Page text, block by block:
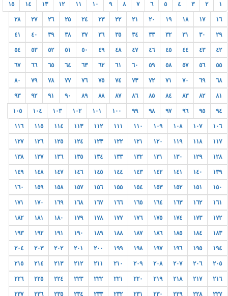
١ ٢ ٣ ٤ ٥ ٦ ٧ ٨ ٩ ١٠ ١١ ١٢ ١٣ ١٤ ١٥
١٦ ١٧ ١٨ ١٩ ٢٠ ٢١ ٢٢ ٢٣ ٢٤ ٢٥ ٢٦ ٢٧ ٢٨
٢٩ ٣٠ ٣١ ٣٢ ٣٣ ٣٤ ٣٥ ٣٦ ٣٧ ٣٨ ٣٩ ٤٠ ٤١
٤٢ ٤٣ ٤٤ ٤٥ ٤٦ ٤٧ ٤٨ ٤٩ ٥٠ ٥١ ٥٢ ٥٣ ٥٤
٥٥ ٥٦ ٥٧ ٥٨ ٥٩ ٦٠ ٦١ ٦٢ ٦٣ ٦٤ ٦٥ ٦٦ ٦٧
٦٨ ٦٩ ٧٠ ٧١ ٧٢ ٧٣ ٧٤ ٧٥ ٧٦ ٧٧ ٧٨ ٧٩ ٨٠
٨١ ٨٢ ٨٣ ٨٤ ٨٥ ٨٦ ٨٧ ٨٨ ٨٩ ٩٠ ٩١ ٩٢ ٩٣
٩٤ ٩٥ ٩٦ ٩٧ ٩٨ ٩٩ ١٠٠ ١٠١ ١٠٢ ١٠٣ ١٠٤ ١٠٥
١٠٦ ١٠٧ ١٠٨ ١٠٩ ١١٠ ١١١ ١١٢ ١١٣ ١١٤ ١١٥ ١١٦
١١٧ ١١٨ ١١٩ ١٢٠ ١٢١ ١٢٢ ١٢٣ ١٢٤ ١٢٥ ١٢٦ ١٢٧
١٢٨ ١٢٩ ١٣٠ ١٣١ ١٣٢ ١٣٣ ١٣٤ ١٣٥ ١٣٦ ١٣٧ ١٣٨
١٣٩ ١٤٠ ١٤١ ١٤٢ ١٤٣ ١٤٤ ١٤٥ ١٤٦ ١٤٧ ١٤٨ ١٤٩
١٥٠ ١٥١ ١٥٢ ١٥٣ ١٥٤ ١٥٥ ١٥٦ ١٥٧ ١٥٨ ١٥٩ ١٦٠
١٦١ ١٦٢ ١٦٣ ١٦٤ ١٦٥ ١٦٦ ١٦٧ ١٦٨ ١٦٩ ١٧٠ ١٧١
١٧٢ ١٧٣ ١٧٤ ١٧٥ ١٧٦ ١٧٧ ١٧٨ ١٧٩ ١٨٠ ١٨١ ١٨٢
١٨٣ ١٨٤ ١٨٥ ١٨٦ ١٨٧ ١٨٨ ١٨٩ ١٩٠ ١٩١ ١٩٢ ١٩٣
١٩٤ ١٩٥ ١٩٦ ١٩٧ ١٩٨ ١٩٩ ٢٠٠ ٢٠١ ٢٠٢ ٢٠٣ ٢٠٤
٢٠٥ ٢٠٦ ٢٠٧ ٢٠٨ ٢٠٩ ٢١٠ ٢١١ ٢١٢ ٢١٣ ٢١٤ ٢١٥
٢١٦ ٢١٧ ٢١٨ ٢١٩ ٢٢٠ ٢٢١ ٢٢٢ ٢٢٣ ٢٢٤ ٢٢٥ ٢٢٦
٢٢٧ ٢٢٨ ٢٢٩ ٢٣٠ ٢٣١ ٢٣٢ ٢٣٣ ٢٣٤ ٢٣٥ ٢٣٦ ٢٣٧